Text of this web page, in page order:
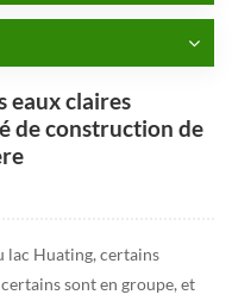
eaux claires
de construction de
lac Huating, certains
sont en groupe, et